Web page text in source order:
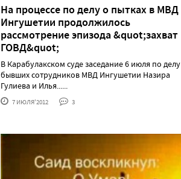
На процессе по делу о пытках в МВД
Ингушетии продолжилось
рассмотрение эпизода &quot;захват
ГОВД&quot;
В Карабулакском суде заседание 6 июля по делу
бывших сотрудников МВД Ингушетии Назира
Гулиева и Илья......
7 ИЮЛЯ'2012 3